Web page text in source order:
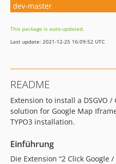
dev-master
This package is auto-updated.
Last update: 2021-12-25 16:09:52 UTC
README
Extension to install a DSGVO /
solution for Google Map
TYPO3 installation.
Einführung
Die Extension “2 Click Google